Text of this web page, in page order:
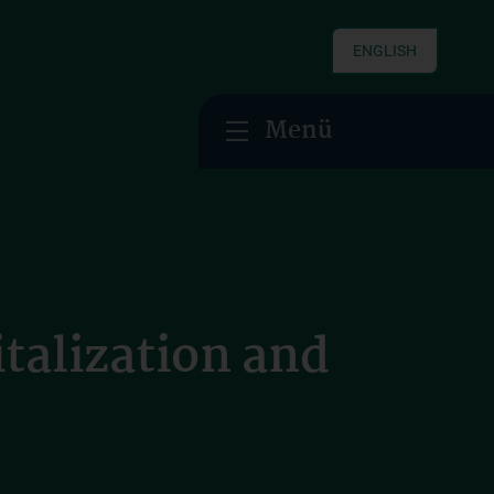
ENGLISH
Menü
and